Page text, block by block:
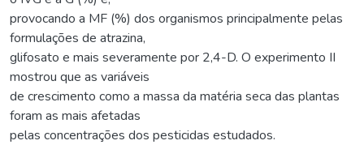
provocando a MF (%) dos organismos principalmente pelas
formulações de atrazina,
glifosato e mais severamente por 2,4-D. O experimento II
mostrou que as variáveis
de crescimento como a massa da matéria seca das plantas
foram as mais afetadas
pelas concentrações dos pesticidas estudados.